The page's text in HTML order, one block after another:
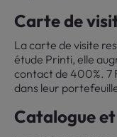
Carte de
La carte de visite
étude Printi, elle
contact de 400%. 7
dans leur
Catalogue